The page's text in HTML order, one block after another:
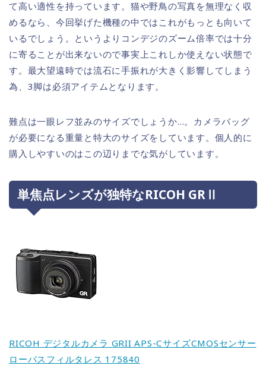
て高い適性を持っています。猫や野鳥の写真を無理なく収
めるなら、今回挙げた機種の中ではこれがもっとも向いて
いるでしょう。というよりコンデジのズーム倍率では十分
に寄ることが出来ないので事実上これしか使えない状態で
す。最大望遠時では流石に手振れが大きく影響してしまう
為、3脚は必須アイテムとなります。
難点は一眼レフ並みのサイズでしょうか…。カメラバッグ
が必要になる重量と特大のサイズをしています。個人的に
購入しやすいのはこの辺りまでな気がしています。
単焦点レンズが独特なRICOH GRⅡ
RICOH デジタルカメラ GRII APS-CサイズCMOSセンサー
ローパスフィルタレス 175840